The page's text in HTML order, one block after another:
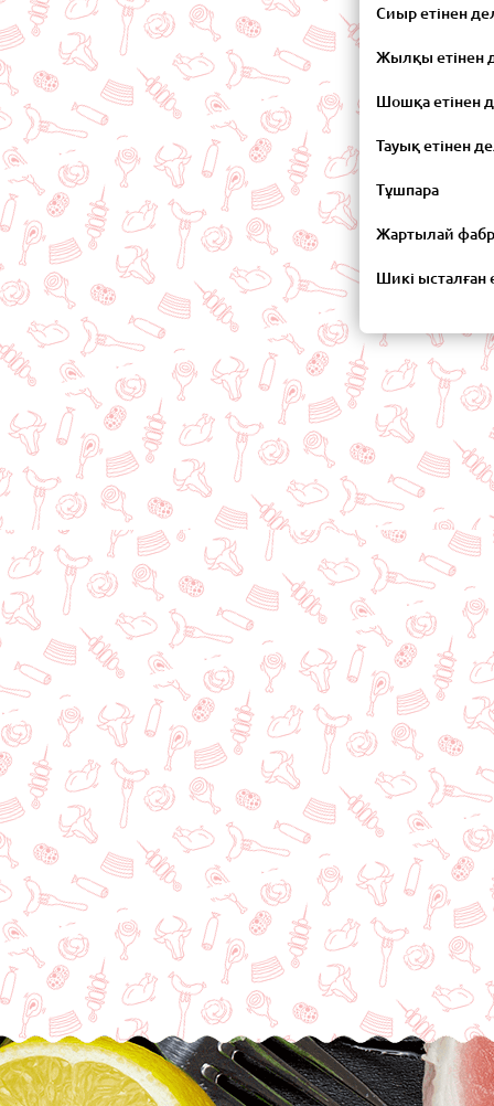
Сиыр етінен
Жылқы етінен
Шошқа етінен
Тауық етінен
Тұшпара
Жартылай
Шикі ысталған